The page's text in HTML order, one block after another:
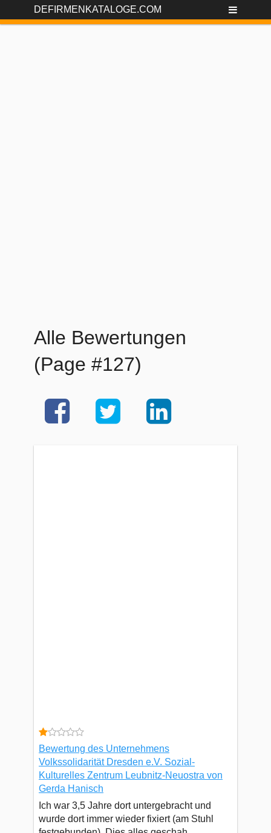
DEFIRMENKATALOGE.COM
Alle Bewertungen
(Page #127)
Bewertung des Unternehmens
Volkssolidarität Dresden e.V. Sozial-
Kulturelles Zentrum Leubnitz-Neuostra von
Gerda Hanisch
Ich war 3,5 Jahre dort untergebracht und
wurde dort immer wieder fixiert (am Stuhl